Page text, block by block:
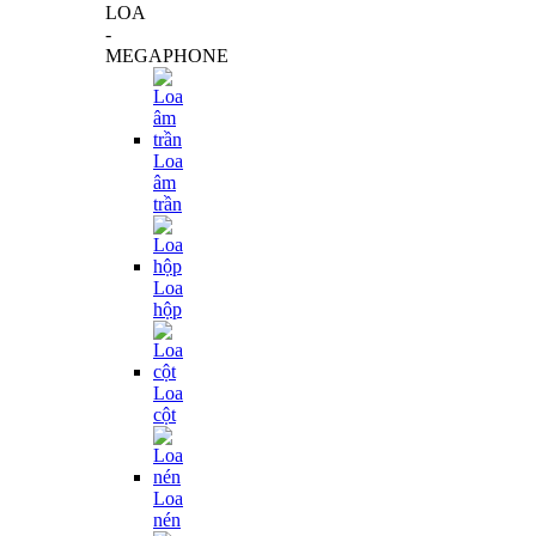
LOA
-
MEGAPHONE
Loa
âm
trần
Loa
hộp
Loa
cột
Loa
nén